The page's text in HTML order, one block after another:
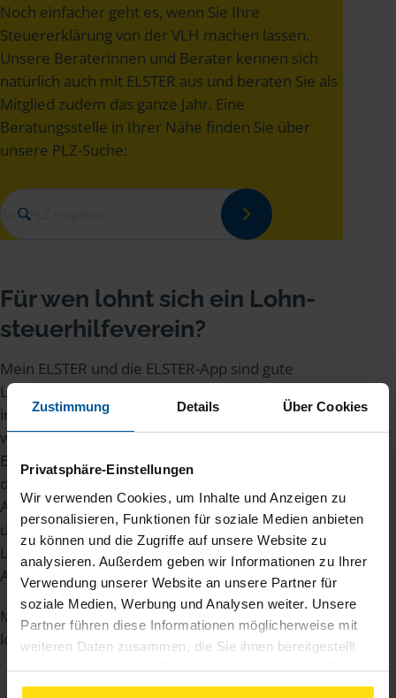
Zustimmung Details Über Cookies
Privatsphäre-Einstellungen
Wir verwenden Cookies, um Inhalte und Anzeigen zu
personalisieren, Funktionen für soziale Medien anbieten
zu können und die Zugriffe auf unsere Website zu
analysieren. Außerdem geben wir Informationen zu Ihrer
Verwendung unserer Website an unsere Partner für
soziale Medien, Werbung und Analysen weiter. Unsere
Partner führen diese Informationen möglicherweise mit
weiteren Daten zusammen, die Sie ihnen bereitgestellt
haben oder die sie im Rahmen Ihrer Nutzung der Dienste
gesammelt haben. Indem Sie auf Einverstanden klicken,
Noch einfacher geht es, wenn Sie Ihre
Steuererklärung von der VLH machen lassen.
Unsere Beraterinnen und Berater kennen sich
natürlich auch mit ELSTER aus und beraten Sie als
Mitglied zudem das ganze Jahr. Eine
Beratungsstelle in Ihrer Nähe finden Sie über
unsere PLZ-Suche:
Für wen lohnt sich ein Lohn­
steuer­hilfe­verein?
Mein ELSTER und die ELSTER-App sind gute
Lösungen für alle, die ihre Steuererklärung selbst
in die Hand nehmen möchten. Viele Menschen
wünschen sich jedoch zusätzlich persönliche
Beratung, rechtliche Sicherheit und jemanden,
der die Steuererklärung komplett übernimmt. Für
Arbeitnehmende, Rentner/innen, Studierende
und andere Steuerzahlende kann daher ein
Lohnsteuerhilfeverein wie die VLH eine sinnvolle
Alternative zu ELSTER & Co. sein.
Mehr dazu lesen Sie in unserem Beitrag: Für wen
lohnt sich ein Lohnsteuerhilfeverein?
.